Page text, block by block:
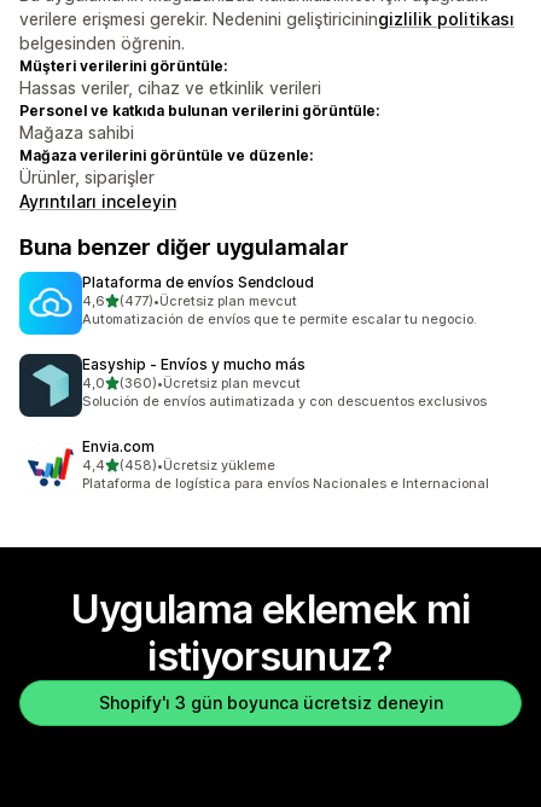
verilere erişmesi gerekir. Nedenini geliştiriciningizlilik politikası
belgesinden öğrenin.
Müşteri verilerini görüntüle:
Hassas veriler, cihaz ve etkinlik verileri
Personel ve katkıda bulunan verilerini görüntüle:
Mağaza sahibi
Mağaza verilerini görüntüle ve düzenle:
Ürünler, siparişler
Ayrıntıları inceleyin
Buna benzer diğer uygulamalar
Plataforma de envíos Sendcloud
4,65 yıldız üzerinden
(477)
toplam 477 değerlendirme
•Ücretsiz plan mevcut
Automatización de envíos que te permite escalar tu negocio.
Easyship ‑ Envíos y mucho más
4,05 yıldız üzerinden
(360)
toplam 360 değerlendirme
•Ücretsiz plan mevcut
Solución de envíos autimatizada y con descuentos exclusivos
Envia.com
4,45 yıldız üzerinden
(458)
toplam 458 değerlendirme
•Ücretsiz yükleme
Plataforma de logística para envíos Nacionales e Internacional
Uygulama eklemek mi
istiyorsunuz?
Shopify'ı 3 gün boyunca ücretsiz deneyin